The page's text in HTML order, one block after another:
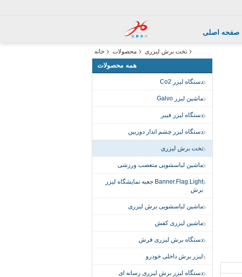
صفحه اصلی
خانه محصولات تخت برش لیزری
همه محصولات
دستگاه لیزر Co2
ماشین لیزر Galvo
دستگاه لیزر فیبر
دستگاه لیزر چشم انداز دوربین
تخت برش لیزری
ماشین لباسشویی متعصب ورزشی
Banner.Flag.Light جعبه نمایشگاه لیزر
برش
ماشین لباسشویی برش لیزری
ماشین لیزری کفش
دستگاه برش لیزری فرش
لیزر برش داخلی خودرو
دستگاه لیزر برش لیزری رسانه ای